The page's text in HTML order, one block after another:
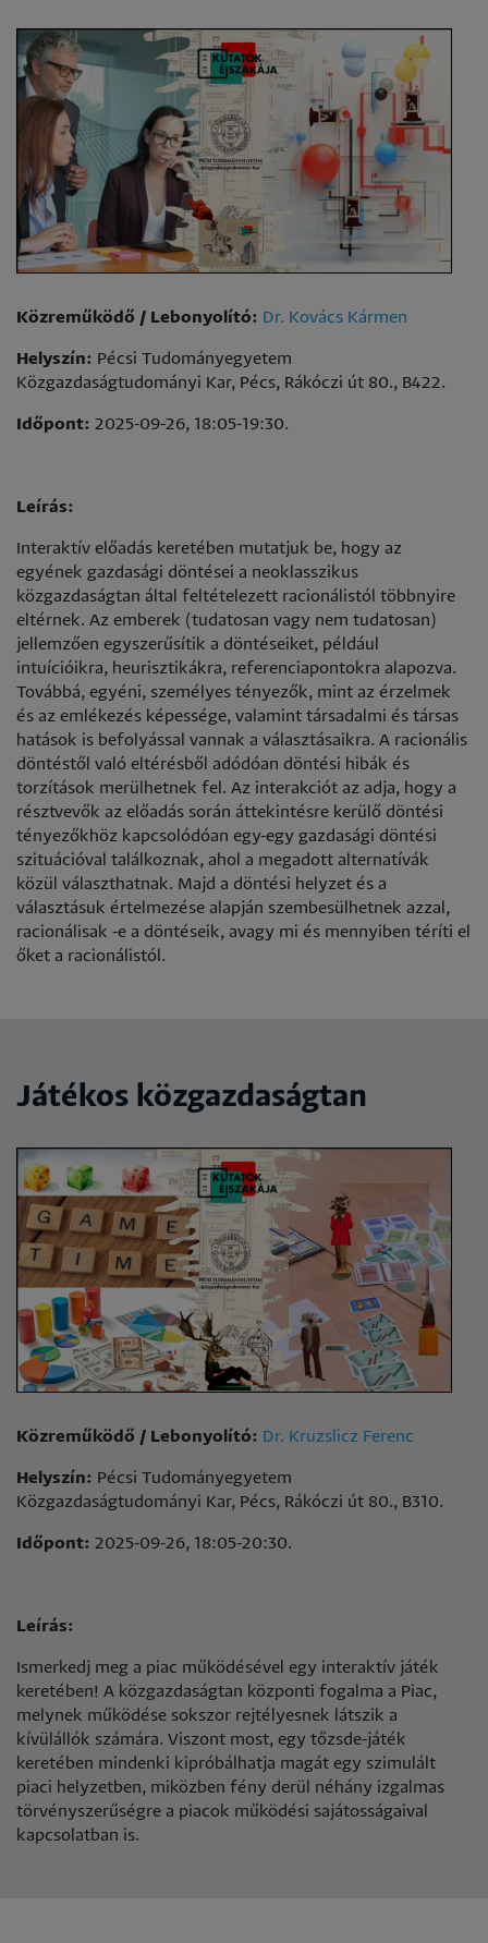
Közreműködő / Lebonyolító: Dr. Kovács Kármen
Helyszín: Pécsi Tudományegyetem
Közgazdaságtudományi Kar, Pécs, Rákóczi út 80., B422.
Időpont: 2025-09-26, 18:05-19:30.
Leírás:
Interaktív előadás keretében mutatjuk be, hogy az
egyének gazdasági döntései a neoklasszikus
közgazdaságtan által feltételezett racionálistól többnyire
eltérnek. Az emberek (tudatosan vagy nem tudatosan)
jellemzően egyszerűsítik a döntéseiket, például
intuícióikra, heurisztikákra, referenciapontokra alapozva.
Továbbá, egyéni, személyes tényezők, mint az érzelmek
és az emlékezés képessége, valamint társadalmi és társas
hatások is befolyással vannak a választásaikra. A racionális
döntéstől való eltérésből adódóan döntési hibák és
torzítások merülhetnek fel. Az interakciót az adja, hogy a
résztvevők az előadás során áttekintésre kerülő döntési
tényezőkhöz kapcsolódóan egy-egy gazdasági döntési
szituációval találkoznak, ahol a megadott alternatívák
közül választhatnak. Majd a döntési helyzet és a
választásuk értelmezése alapján szembesülhetnek azzal,
racionálisak -e a döntéseik, avagy mi és mennyiben téríti el
őket a racionálistól.
Játékos közgazdaságtan
Közreműködő / Lebonyolító: Dr. Kruzslicz Ferenc
Helyszín: Pécsi Tudományegyetem
Közgazdaságtudományi Kar, Pécs, Rákóczi út 80., B310.
Időpont: 2025-09-26, 18:05-20:30.
Leírás:
Ismerkedj meg a piac működésével egy interaktív játék
keretében! A közgazdaságtan központi fogalma a Piac,
melynek működése sokszor rejtélyesnek látszik a
kívülállók számára. Viszont most, egy tőzsde-játék
keretében mindenki kipróbálhatja magát egy szimulált
piaci helyzetben, miközben fény derül néhány izgalmas
törvényszerűségre a piacok működési sajátosságaival
kapcsolatban is.